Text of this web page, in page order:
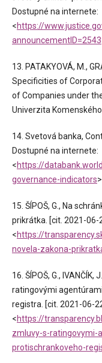
Dostupné na internete:
<https://
announcementID=2543
13. PATAKYOVÁ, M.,
Specificities of
of Companies under
Univerzita
14. Svetová banka,
Dostupné na internete:
<https://
governance-indicators
15. ŠÍPOŠ, G., Na
prikrátka. [cit. 2021-
<https://
novela-zakona-
16. ŠÍPOŠ, G.,
ratingovými
registra. [cit. 2021-06-
<https://
zmluvy-s-ratingovymi-
protischrankoveho-